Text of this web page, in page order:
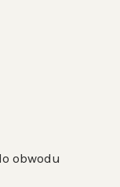
obwodu